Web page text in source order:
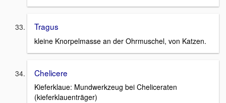
Tragus
kleine Knorpelmasse an der Ohrmuschel, von Katzen.
Chelicere
Kieferklaue: Mundwerkzeug bei Cheliceraten
(kieferklauenträger)